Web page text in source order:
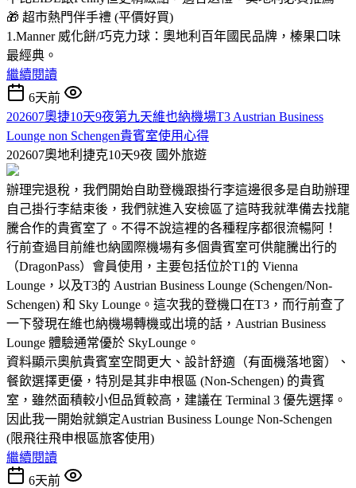
🎁 超市熱門伴手禮 (平價好買)
1.Manner 威化餅/巧克力球：奧地利百年國民品牌，榛果口味
最經典。
繼續閱讀
6天前
202607奧捷10天9夜第九天維也納機場T3 Austrian Business
Lounge non Schengen貴賓室使用心得
202607奧地利捷克10天9夜 國外旅遊
辦理完退稅，我們開始自助登機跟掛行李這邊很多是自助辦理
自己掛行李結束後，我們就進入安檢區了這時我就準備去找龍
騰合作的貴賓室了。不得不說這裡的各種程序都很流暢阿！
行前查過目前維也納國際機場有多個貴賓室可供龍騰出行的
（DragonPass）會員使用，主要包括位於T1的 Vienna
Lounge，以及T3的 Austrian Business Lounge (Schengen/Non-
Schengen) 和 Sky Lounge。這次我的登機口在T3，而行前查了
一下發現在維也納機場轉機或出境的話，Austrian Business
Lounge 體驗通常優於 SkyLounge。
資料顯示奧航貴賓室空間更大、設計舒適（有面機落地窗）、
餐飲選擇更優，特別是其非申根區 (Non-Schengen) 的貴賓
室，雖然面積較小但品質較高，建議在 Terminal 3 優先選擇。
因此我一開始就鎖定Austrian Business Lounge Non-Schengen
(限飛往飛申根區旅客使用)
繼續閱讀
6天前